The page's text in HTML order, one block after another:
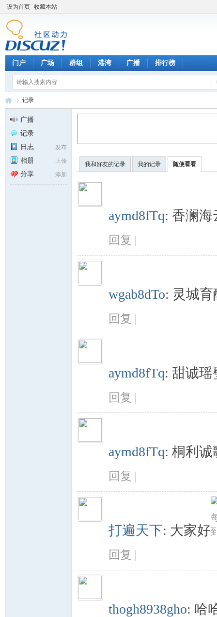
设为首页 收藏本站
门户 广场 群组 港湾 广播 排行榜
›
记录
广播
记录
发布
日志
上传
相册
添加
分享
我和好友的记录 我的记录 随便看看
aymd8fTq: 香澜海
回复 |
wgab8dTo: 灵城
回复 |
aymd8fTq: 甜诚瑶
回复 |
aymd8fTq: 桐利诚
回复 |
打遍天下: 大家好
回复 |
thogh8938gho: 哈